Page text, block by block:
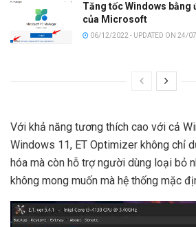
Tăng tốc Windows bằng
của Microsoft
06/12/2022 - UPDATED ON 24/
Với khả năng tương thích cao với cả
Windows 11, ET Optimizer không chỉ
hóa mà còn hỗ trợ người dùng loại bỏ
không mong muốn mà hệ thống mặc